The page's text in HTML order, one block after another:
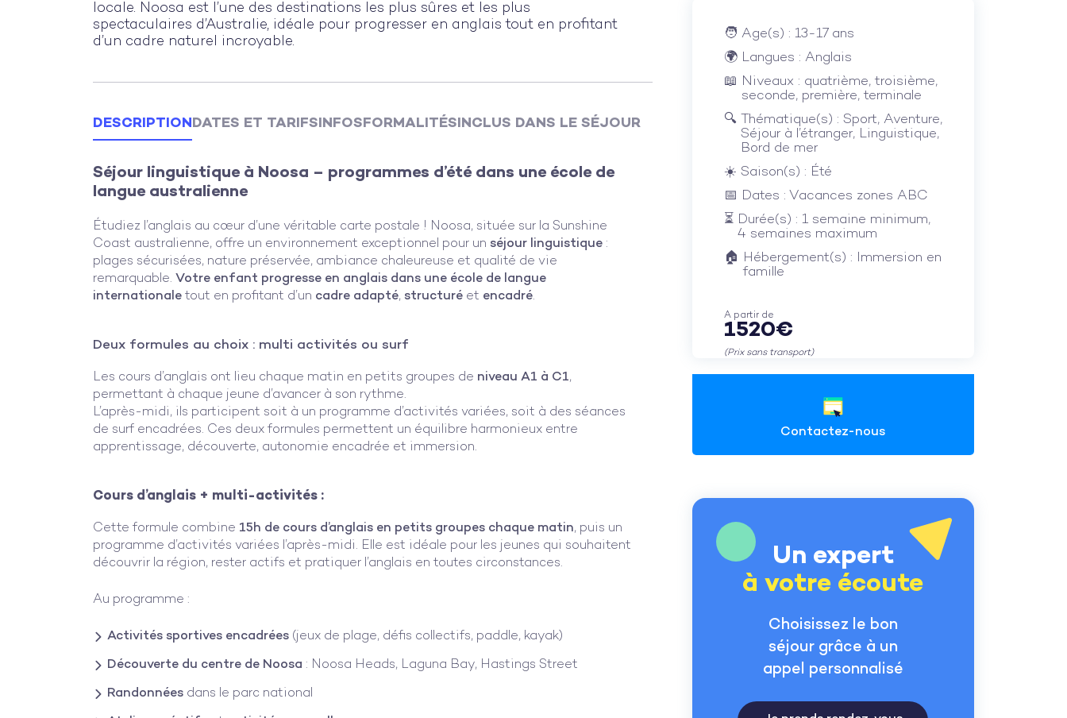
locale. Noosa est l’une des destinations les plus sûres et les plus
spectaculaires d’Australie, idéale pour progresser en anglais tout en profitant
d’un cadre naturel incroyable.
DESCRIPTIONDATES ET TARIFSINFOSFORMALITÉSINCLUS DANS LE SÉJOUR
Séjour linguistique à Noosa – programmes d’été dans une école de
langue australienne
Étudiez l’anglais au cœur d’une véritable carte postale ! Noosa, située sur la Sunshine
Coast australienne, offre un environnement exceptionnel pour un séjour linguistique :
plages sécurisées, nature préservée, ambiance chaleureuse et qualité de vie
remarquable. Votre enfant progresse en anglais dans une école de langue
internationale tout en profitant d’un cadre adapté, structuré et encadré.
Deux formules au choix : multi activités ou surf
Les cours d’anglais ont lieu chaque matin en petits groupes de niveau A1 à C1,
permettant à chaque jeune d’avancer à son rythme.
L’après-midi, ils participent soit à un programme d’activités variées, soit à des séances
de surf encadrées. Ces deux formules permettent un équilibre harmonieux entre
apprentissage, découverte, autonomie encadrée et immersion.
Cours d’anglais + multi-activités :
Cette formule combine 15h de cours d’anglais en petits groupes chaque matin, puis un
programme d’activités variées l’après-midi. Elle est idéale pour les jeunes qui souhaitent
découvrir la région, rester actifs et pratiquer l’anglais en toutes circonstances.
Au programme :
Activités sportives encadrées (jeux de plage, défis collectifs, paddle, kayak)
Découverte du centre de Noosa : Noosa Heads, Laguna Bay, Hastings Street
Randonnées dans le parc national
Age(s) : 13-17 ans
Langues : Anglais
Niveaux : quatrième, troisième,
seconde, première, terminale
Thématique(s) : Sport, Aventure,
Séjour à l’étranger, Linguistique,
Bord de mer
Saison(s) : Été
Dates : Vacances zones ABC
Durée(s) : 1 semaine minimum,
4 semaines maximum
Hébergement(s) : Immersion en
famille
A partir de
1520€
(Prix sans transport)
Contactez-nous
Un expert
à votre écoute
Choisissez le bon
séjour grâce à un
appel personnalisé